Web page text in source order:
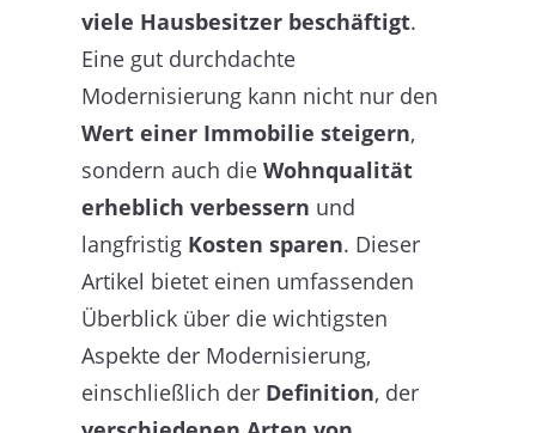
viele Hausbesitzer beschäftigt.
Eine gut durchdachte
Modernisierung kann nicht nur den
Wert einer Immobilie steigern,
sondern auch die Wohnqualität
erheblich verbessern und
langfristig Kosten sparen. Dieser
Artikel bietet einen umfassenden
Überblick über die wichtigsten
Aspekte der Modernisierung,
einschließlich der Definition, der